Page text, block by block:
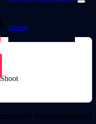
cuenta
exactamente)